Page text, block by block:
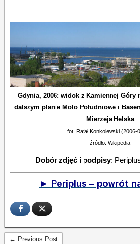
Gdynia, 2006: widok z Kamiennej Góry
dalszym planie Molo Południowe i
Mierzeja Helska
fot. Rafał Konkolewski (2006-
źródło: Wikipedia
Dobór zdjęć i podpisy:
► Periplus – powrót
← Previous Post